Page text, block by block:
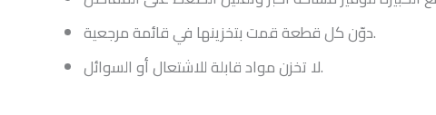
دوّن كل قطعة قمت بتخزينها في قائمة مرجعية.
لا تخزن مواد قابلة للاشتعال أو السوائل.